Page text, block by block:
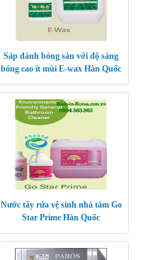
Sáp đánh bóng sàn với độ sáng
bóng cao ít mùi E-wax Hàn Quốc
Nước tẩy rửa vệ sinh nhà tắm Go
Star Prime Hàn Quốc